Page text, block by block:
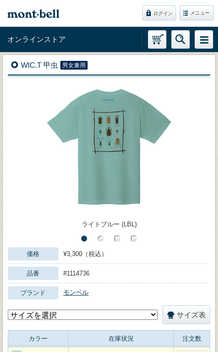
ログイン メニュー
オンラインストア
WIC.T 甲虫 男女兼用
ライトブルー (LBL)
価格 ¥3,300（税込）
品番 #1114736
ブランド モンベル
サイズ表
カラー 在庫状況 注文数